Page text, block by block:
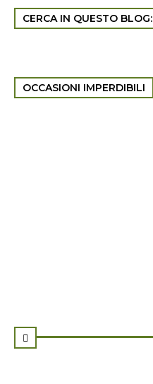
CERCA IN QUESTO BLOG:
OCCASIONI IMPERDIBILI
